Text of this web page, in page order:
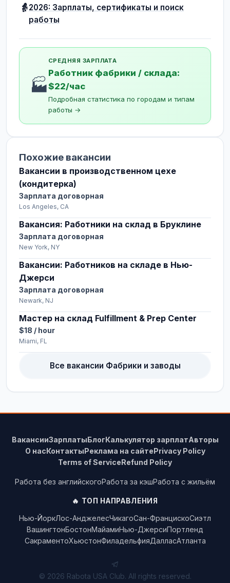
👵2026: Зарплаты, сертификаты и поиск
работы
🏭
СРЕДНЯЯ ЗАРПЛАТА
Работник фабрики / склада:
$22/час
Подробная статистика по городам и типам
работы →
Похожие вакансии
Вакансии в производственном цехе
(кондитерка)
Зарплата договорная
Los Angeles, CA
Вакансия: Работники на склад в Бруклине
Зарплата договорная
New York, NY
Вакансии: Работников на складе в Нью-
Джерси
Зарплата договорная
Newark, NJ
Мастер на склад Fulfillment & Prep Center
$18 / hour
Miami, FL
Все вакансии Фабрики и заводы
ВакансииЗарплатыБлогКалькулятор зарплатАвторы
О насКонтактыРеклама на сайтеPrivacy Policy
Terms of ServiceRefund Policy
Работа без английскогоРабота за кэшРабота с жильём
🔥 ТОП НАПРАВЛЕНИЯ
Нью-ЙоркЛос-АнджелесЧикагоСан-ФранцискоСиэтл
ВашингтонБостонМайамиНью-ДжерсиПортленд
СакраментоХьюстонФиладельфияДалласАтланта
© 2026 Rabota USA Club. All rights reserved.